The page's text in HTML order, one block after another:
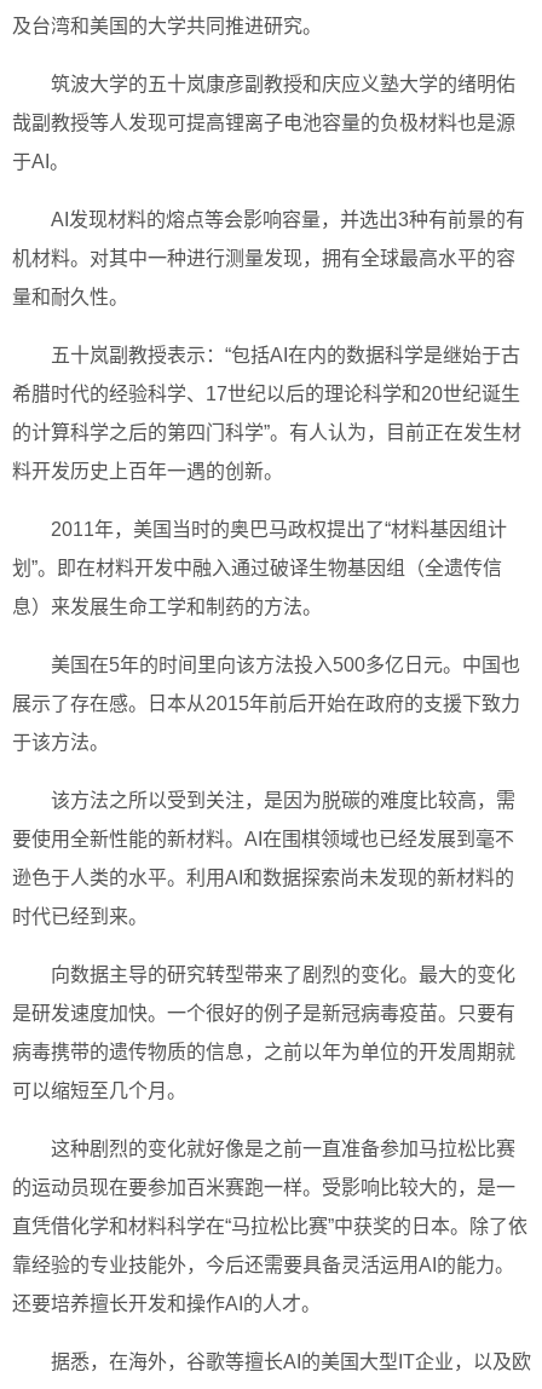
及台湾和美国的大学共同推进研究。
筑波大学的五十岚康彦副教授和庆应义塾大学的绪明佑
哉副教授等人发现可提高锂离子电池容量的负极材料也是源
于AI。
AI发现材料的熔点等会影响容量，并选出3种有前景的有
机材料。对其中一种进行测量发现，拥有全球最高水平的容
量和耐久性。
五十岚副教授表示：“包括AI在内的数据科学是继始于古
希腊时代的经验科学、17世纪以后的理论科学和20世纪诞生
的计算科学之后的第四门科学”。有人认为，目前正在发生材
料开发历史上百年一遇的创新。
2011年，美国当时的奥巴马政权提出了“材料基因组计
划”。即在材料开发中融入通过破译生物基因组（全遗传信
息）来发展生命工学和制药的方法。
美国在5年的时间里向该方法投入500多亿日元。中国也
展示了存在感。日本从2015年前后开始在政府的支援下致力
于该方法。
该方法之所以受到关注，是因为脱碳的难度比较高，需
要使用全新性能的新材料。AI在围棋领域也已经发展到毫不
逊色于人类的水平。利用AI和数据探索尚未发现的新材料的
时代已经到来。
向数据主导的研究转型带来了剧烈的变化。最大的变化
是研发速度加快。一个很好的例子是新冠病毒疫苗。只要有
病毒携带的遗传物质的信息，之前以年为单位的开发周期就
可以缩短至几个月。
这种剧烈的变化就好像是之前一直准备参加马拉松比赛
的运动员现在要参加百米赛跑一样。受影响比较大的，是一
直凭借化学和材料科学在“马拉松比赛”中获奖的日本。除了依
靠经验的专业技能外，今后还需要具备灵活运用AI的能力。
还要培养擅长开发和操作AI的人才。
据悉，在海外，谷歌等擅长AI的美国大型IT企业，以及欧